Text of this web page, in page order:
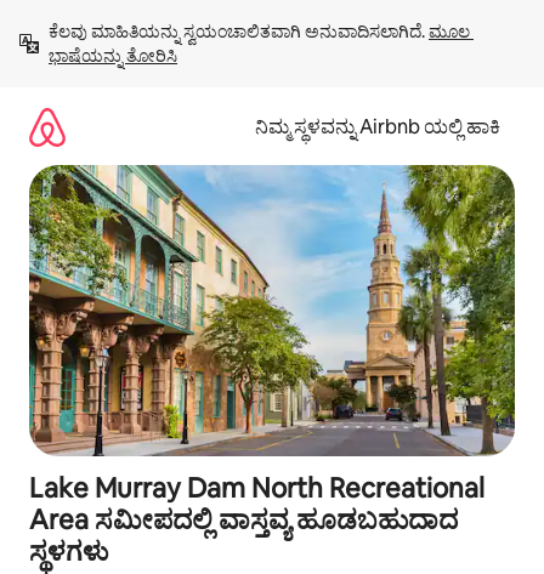
ಹೋಗಿ
ಕೆಲವು ಮಾಹಿತಿಯನ್ನು ಸ್ವಯಂಚಾಲಿತವಾಗಿ ಅನುವಾದಿಸಲಾಗಿದೆ. ಮೂಲ
ಭಾಷೆಯನ್ನು ತೋರಿಸಿ
ನಿಮ್ಮ ಸ್ಥಳವನ್ನು Airbnb ಯಲ್ಲಿ ಹಾಕಿ
Lake Murray Dam North Recreational
Area ಸಮೀಪದಲ್ಲಿ ವಾಸ್ತವ್ಯ ಹೂಡಬಹುದಾದ
ಸ್ಥಳಗಳು